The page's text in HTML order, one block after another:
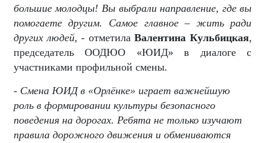
большие молодцы! Вы выбрали направление, где вы
помогаете другим. Самое главное – жить ради
других людей, - отметилаВалентина Кульбицкая,
председатель ООДЮО «ЮИД»
в диалоге с
участниками профильной смены.
- Смена ЮИД в «Орлёнке» играет важнейшую
роль в формировании культуры безопасного
поведения на дорогах. Ребята не только изучают
правила дорожного движения и обмениваются